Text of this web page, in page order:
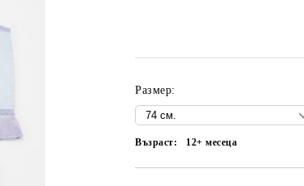
Размер:
Възраст: 12+ месеца